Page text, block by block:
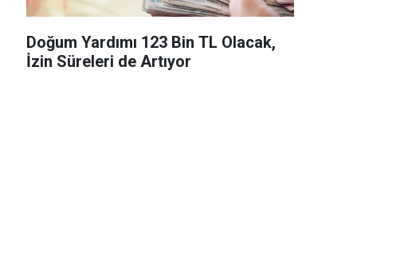
Doğum Yardımı 123 Bin TL Olacak,
İzin Süreleri de Artıyor